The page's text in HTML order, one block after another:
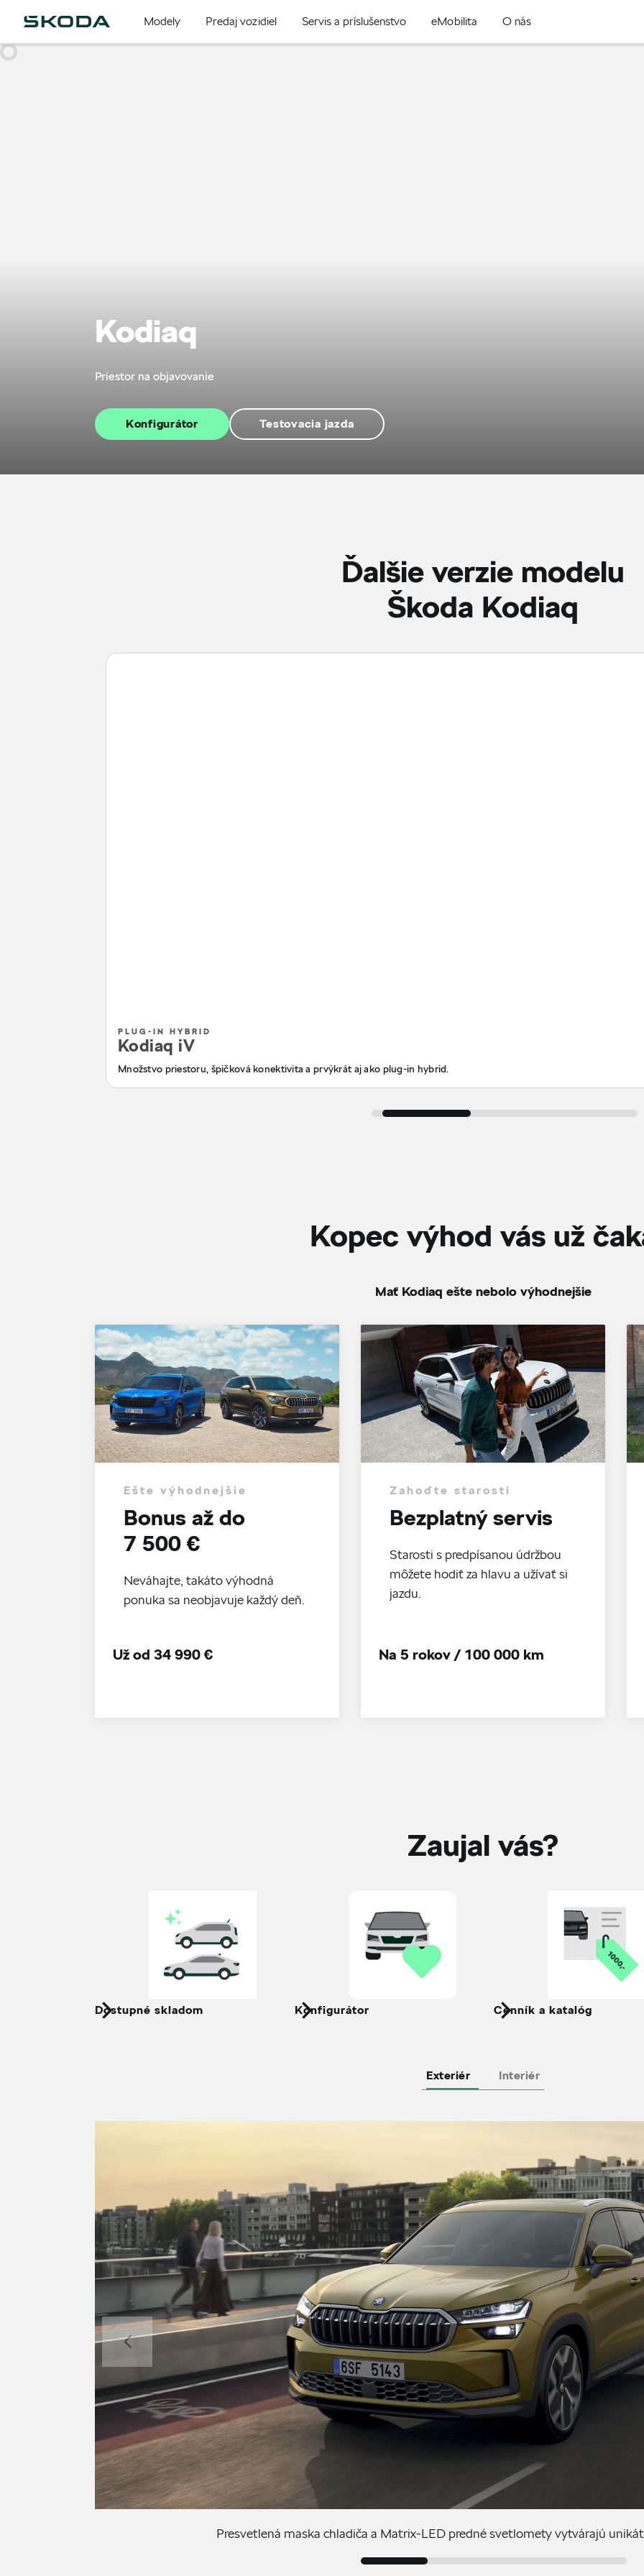
Modely Predaj vozidiel Servis a príslušenstvo eMobilita O nás
Kodiaq
Priestor na objavovanie
Konfigurátor Testovacia jazda
Ďalšie verzie modelu
Škoda Kodiaq
PLUG-IN HYBRID
Kodiaq iV
Množstvo priestoru, špičková konektivita a prvýkrát aj ako plug-in hybrid.
Kopec výhod vás už
Mať Kodiaq ešte nebolo výhodnejšie
Ešte výhodnejšie
Bonus až do
7 500 €
Neváhajte, takáto výhodná
ponuka sa neobjavuje každý deň.
Už od 34 990 €
Zahoďte starosti
Bezplatný servis
Starosti s predpísanou údržbou
môžete hodiť za hlavu a užívať si
jazdu.
Na 5 rokov / 100 000 km
Zaujal vás?
Dostupné skladom Konfigurátor Cenník a katalóg
Exteriér Interiér
Presvetlená maska chladiča a Matrix-LED predné svetlomety vytvárajú